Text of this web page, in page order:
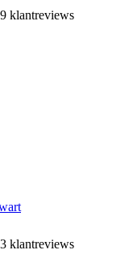
klantreviews
klantreviews